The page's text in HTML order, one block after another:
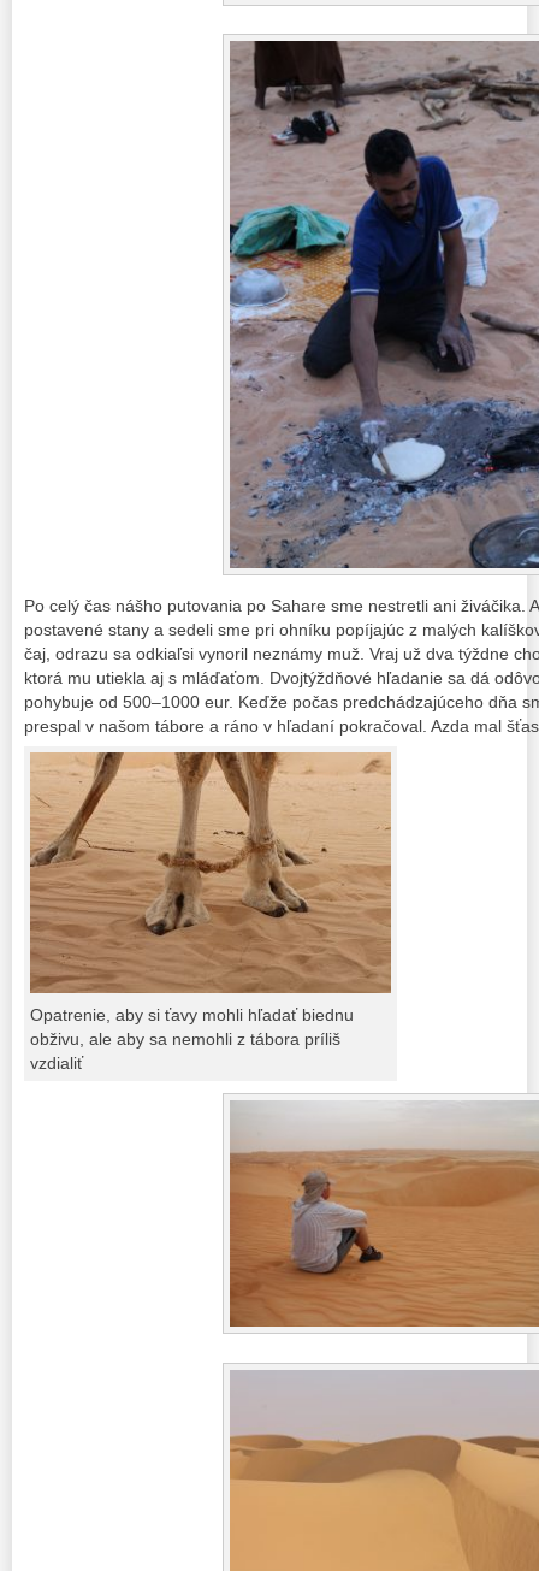
Po celý čas nášho putovania po Sahare sme nestretli ani živáčika.
postavené stany a sedeli sme pri ohníku popíjajúc z malých
čaj, odrazu sa odkiaľsi vynoril neznámy muž. Vraj už dva týždne
ktorá mu utiekla aj s mláďaťom. Dvojtýždňové hľadanie sa dá
pohybuje od 500–1000 eur. Keďže počas predchádzajúceho dňa
prespal v našom tábore a ráno v hľadaní pokračoval. Azda mal
Opatrenie, aby si ťavy mohli hľadať biednu
obživu, ale aby sa nemohli z tábora príliš
vzdialiť